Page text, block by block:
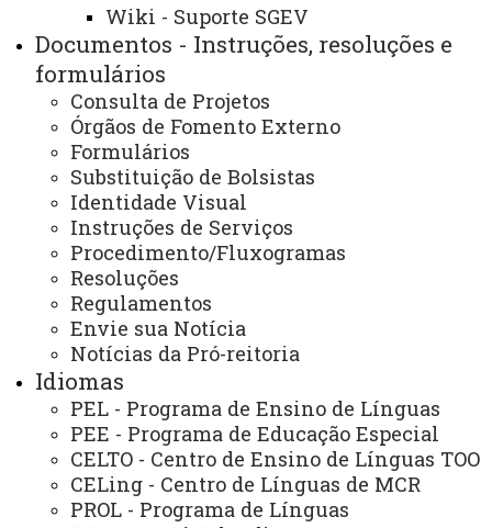
Wiki - Suporte SGEV
Documentos - Instruções, resoluções e
formulários
Consulta de Projetos
Órgãos de Fomento Externo
Formulários
Substituição de Bolsistas
Identidade Visual
Instruções de Serviços
Procedimento/Fluxogramas
Resoluções
Regulamentos
Envie sua Notícia
Notícias da Pró-reitoria
Idiomas
PEL - Programa de Ensino de Línguas
PEE - Programa de Educação Especial
CELTO - Centro de Ensino de Línguas TOO
CELing - Centro de Línguas de MCR
PROL - Programa de Línguas
EDITAL N° 005/2026 DO PROCESSO DE SELEÇÃO DE
BOLSISTAS PARA ATUAÇÃO NO PROJETO DE
EXTENSÃO PLATAFORMA DE GOVERNANÇA DE
DADOS
EDITAL Nº 06/2026 – UNATI/FRANCISCO BELTRÃO
- ABERTURA DE EDITAL PARA O PROCESSO DE
SELEÇÃO DE BOLSISTAS
EDITAL N° 007/2026 - PROEX - RETIFICAÇÃO DO
EDITAL N° 005/2026 DO PROCESSO DE SELEÇÃO DE
BOLSISTAS PARA ATUAÇÃO NO PROJETO DE
EXTENSÃO PLATAFORMA DE GOVERNANÇA DE
DADOS
EDITAL Nº 04/2026 - NUMAPE-UNIOESTE/TOLEDO
- RESULTADO E CLASSIFICAÇÃO DO PROCESSO
SELETIVO PARA BOLSISTA ESTUDANTE DE
GRADUAÇÃO - DIREITO